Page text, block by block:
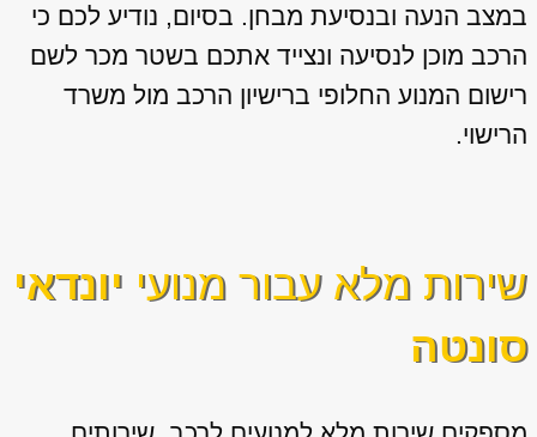
במצב הנעה ובנסיעת מבחן. בסיום, נודיע לכם כי
הרכב מוכן לנסיעה ונצייד אתכם בשטר מכר לשם
רישום המנוע החלופי ברישיון הרכב מול משרד
הרישוי.
שירות מלא עבור מנועי יונדאי
סונטה